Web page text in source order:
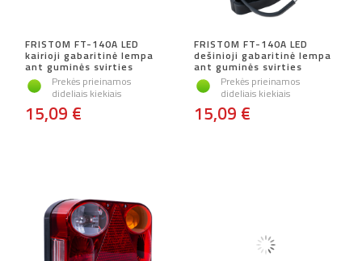
FRISTOM FT-140A LED
kairioji gabaritinė lempa
ant guminės svirties
Prekės prieinamos
dideliais kiekiais
15,09 €
FRISTOM FT-140A LED
dešinioji gabaritinė lempa
ant guminės svirties
Prekės prieinamos
dideliais kiekiais
15,09 €